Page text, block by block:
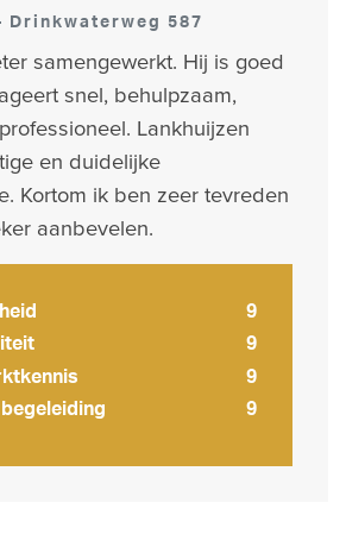
Drinkwaterweg 587
samengewerkt. Hij is goed
snel, behulpzaam,
Lankhuijzen
en duidelijke
Kortom ik ben zeer tevreden
aanbevelen.
9
9
9
9